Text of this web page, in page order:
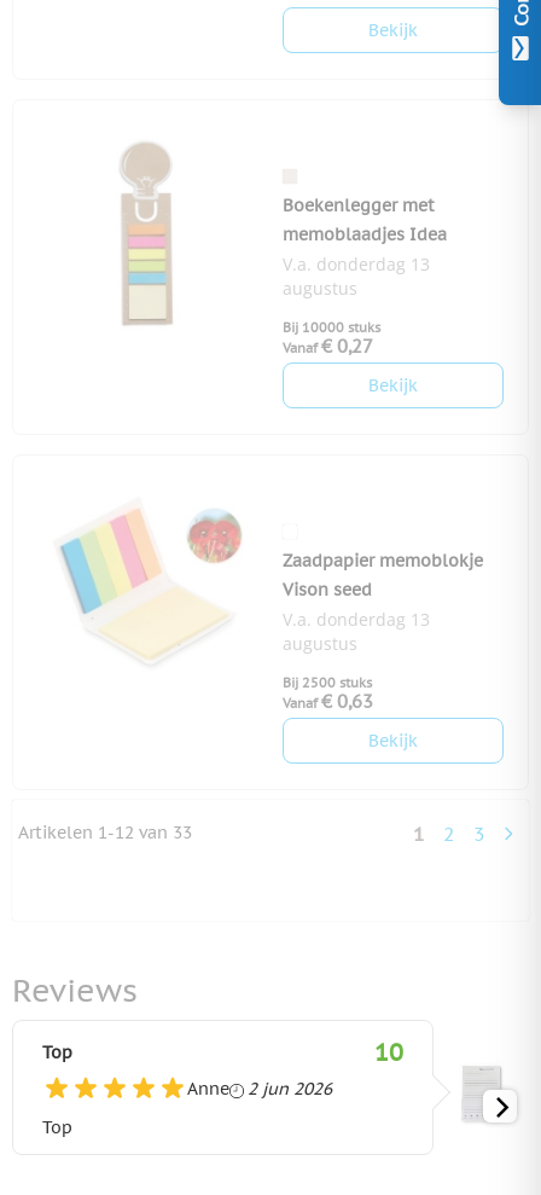
Bekijk
Boekenlegger met
memoblaadjes Idea
V.a. donderdag 13
augustus
Bij 10000 stuks
Vanaf € 0,27
Bekijk
Zaadpapier memoblokje
Vison seed
V.a. donderdag 13
augustus
Bij 2500 stuks
Vanaf € 0,63
Bekijk
Artikelen 1-12 van 33 U lees
1 Pagina
2 Pagina
3
Reviews
Top
Anne
2 juni 2026
2 jun 2026
Top
10